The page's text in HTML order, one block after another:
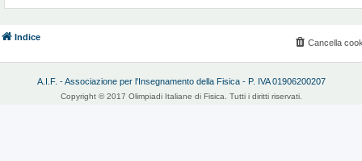
Indice
Cancella
A.I.F. - Associazione per l'Insegnamento della Fisica - P. IVA 01906200207
Copyright © 2017 Olimpiadi Italiane di Fisica. Tutti i diritti riservati.